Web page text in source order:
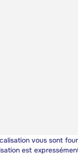
vous sont
est